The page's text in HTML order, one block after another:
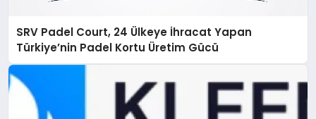
SRV Padel Court, 24 Ülkeye İhracat Yapan
Türkiye’nin Padel Kortu Üretim Gücü